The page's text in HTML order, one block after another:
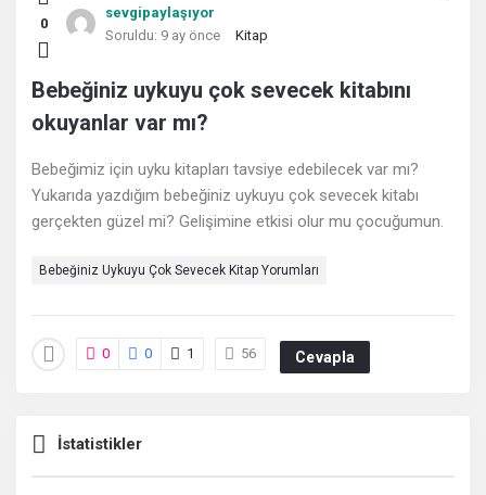
Yorumları
ve
Deneyimleri
En
sonuncu
Sorular
0
sevgipaylaşıyor
Soruldu: 9 ay önce Kitap
Bebeğiniz uykuyu çok sevecek kitabını
okuyanlar var mı?
Bebeğimiz için uyku kitapları tavsiye edebilecek var mı?
Yukarıda yazdığım bebeğiniz uykuyu çok sevecek kitabı
gerçekten güzel mi? Gelişimine etkisi olur mu çocuğumun.
Bebeğiniz Uykuyu Çok Sevecek Kitap Yorumları
0 0 1 56 Cevapla
İstatistikler